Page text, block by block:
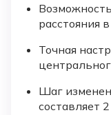
расстояния
Точная
Шаг
составляет